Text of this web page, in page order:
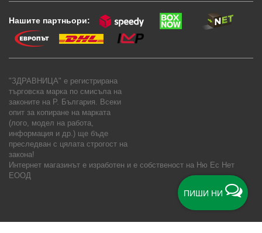
ПИШИ НИ
Нашите партньори:
"ЗДРАВНИЦА" е регистрирана
търговска марка по смисъла на
законите на Р. България. Всеки
опит за копиране на марката
(лого, модел на работа,
информация и др.) ще бъде
преследван с цялата строгост на
закона!
Интернет магазинът е изработен и е собственост на Ню Ес Нет
ЕООД